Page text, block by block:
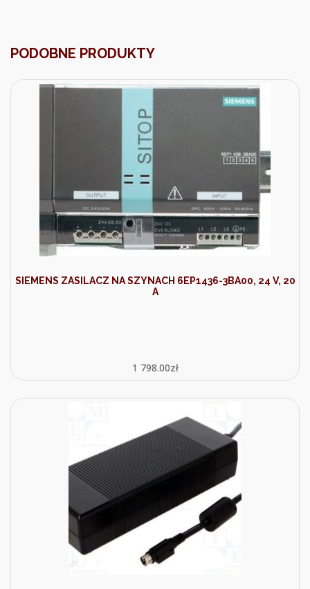
PODOBNE PRODUKTY
SIEMENS ZASILACZ NA SZYNACH 6EP1436-3BA00, 24 V, 20
A
1 798.00zł